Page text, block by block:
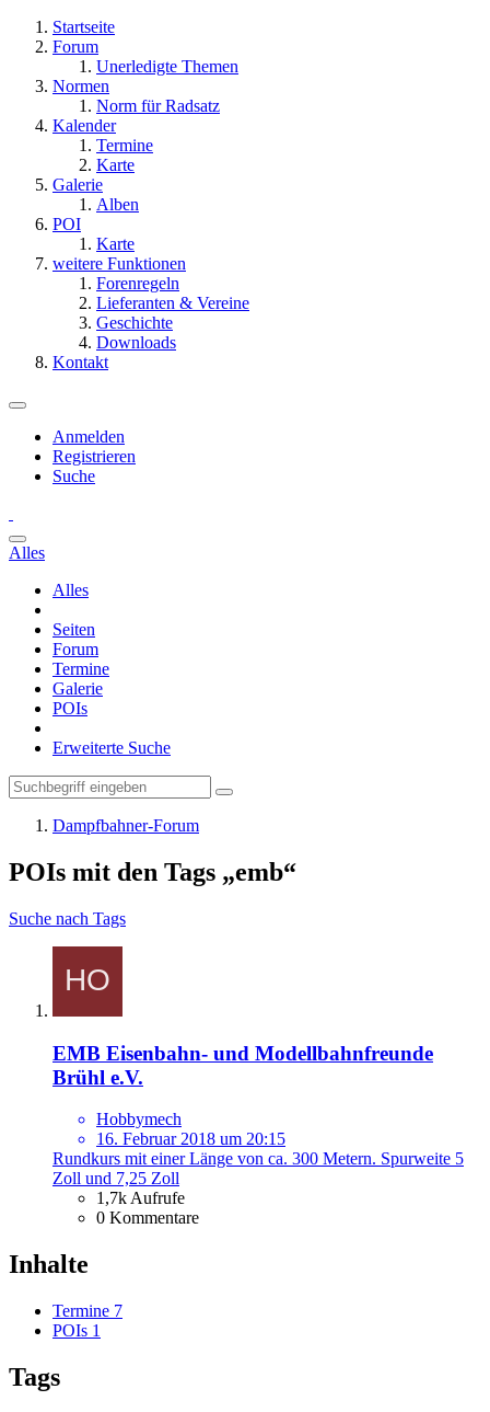
Startseite
Forum
Unerledigte Themen
Normen
Norm für Radsatz
Kalender
Termine
Karte
Galerie
Alben
POI
Karte
weitere Funktionen
Forenregeln
Lieferanten & Vereine
Geschichte
Downloads
Kontakt
Anmelden
Registrieren
Suche
Alles
Alles
Seiten
Forum
Termine
Galerie
POIs
Erweiterte Suche
Dampfbahner-Forum
POIs mit den Tags „emb“
Suche nach Tags
EMB Eisenbahn- und Modellbahnfreunde
Brühl e.V.
Hobbymech
16. Februar 2018 um 20:15
Rundkurs mit einer Länge von ca. 300 Metern. Spurweite 5
Zoll und 7,25 Zoll
1,7k Aufrufe
0 Kommentare
Inhalte
Termine 7
POIs 1
Tags